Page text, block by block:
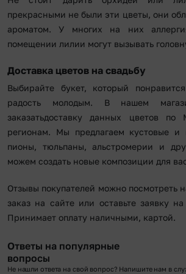
прекрасными не были эти цветы, они
ароматом. У многих на них
помещении лилии могут вызывать
Доставка цветов на свадьбу
Выбирайте букет, который
радость молодым. В нашем
заказатьдоставку данных цветов
регионам. Мы предлагаем кустовые и
пионы, тюльпаны, альстромерии и
можем создать новые композиции для
Отзывы покупателей можно посмотреть
заказ на сайте или оставьте заявку
Принимает оплату наличными, картой.
Ответы на популярные
вопросы
Не нашли ответа на свой вопрос? Напишите нам в